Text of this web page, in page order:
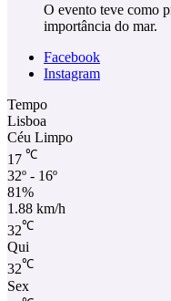
O evento teve como
importância do mar.
Facebook
Instagram
Tempo
Lisboa
Céu Limpo
17 ℃
32º - 16º
81%
1.88 km/h
32℃
Qui
32℃
Sex